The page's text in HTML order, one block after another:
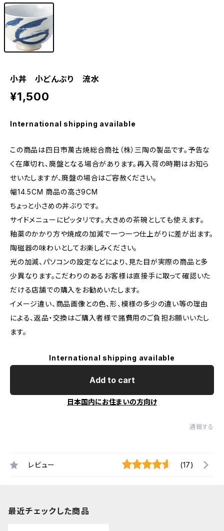
小丼 小どんぶり 流水
¥1,500
International shipping available
この商品は四日市萬古焼総合商社（株）三陶の製品です。予告な
く在庫切れ、廃盤となる場合があります。再入荷の時期はお知ら
せいたしますが、廃盤の場合はご容赦ください。
幅14.5CM 商品の高さ9CM
ちょっと小さめの丼ぶりです。
サイドメニューにピッタリです。大きめの茶碗としても使えます。
釉薬のかかり方や焼成の加減で一つ一つ仕上がりに差が出ます。
陶磁器の味わいとしてお楽しみください。
光の加減、パソコンの設定などにより、見た目が実際の商品と多
少異なります。こだわりのあるお客様は直接手に取って確認いた
だける店舗での購入をお勧めいたします。
イメージ違い、商品画像との色、形、模様の多少の違い等の理由
による、返品・交換はご購入者様で諸費用のご負担お願いいたし
ます。
International shipping available
Add to cart
日本国内にお住まいの方向け
通報する
レビュー (17)
最近チェックした商品